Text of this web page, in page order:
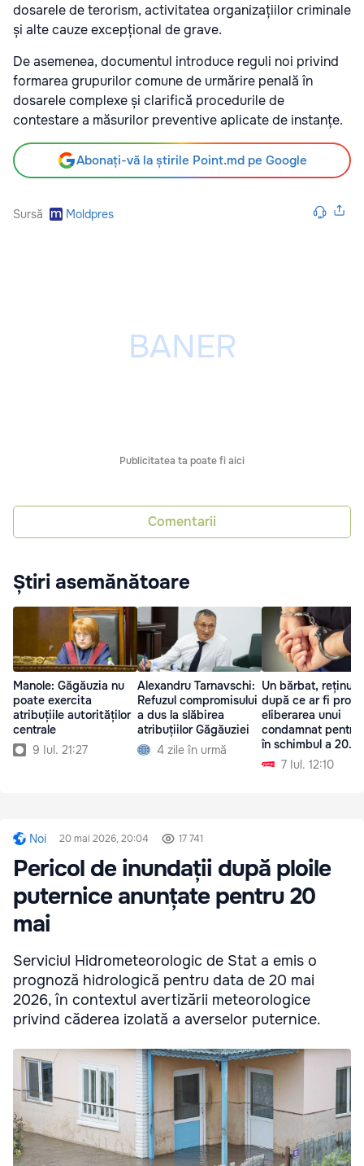
dosarele de terorism, activitatea organizațiilor criminale
și alte cauze excepțional de grave.
De asemenea, documentul introduce reguli noi privind
formarea grupurilor comune de urmărire penală în
dosarele complexe și clarifică procedurile de
contestare a măsurilor preventive aplicate de instanțe.
Abonați-vă la știrile Point.md pe Google
Sursă Moldpres
Publicitatea ta poate fi aici
Comentarii
Știri asemănătoare
Manole: Găgăuzia nu
poate exercita
atribuțiile autorităților
centrale
9 Iul. 21:27
Alexandru Tarnavschi:
Refuzul compromisului
a dus la slăbirea
atribuțiilor Găgăuziei
4 zile în urmă
Un bărbat, reținut
după ce ar fi
eliberarea unui
condamnat pentru
în schimbul a
de euro7 Iul. 12:10
Noi 20 mai 2026, 20:04 17 741
Pericol de inundații după ploile
puternice anunțate pentru 20
mai
Serviciul Hidrometeorologic de Stat a emis o
prognoză hidrologică pentru data de 20 mai
2026, în contextul avertizării meteorologice
privind căderea izolată a averselor puternice.